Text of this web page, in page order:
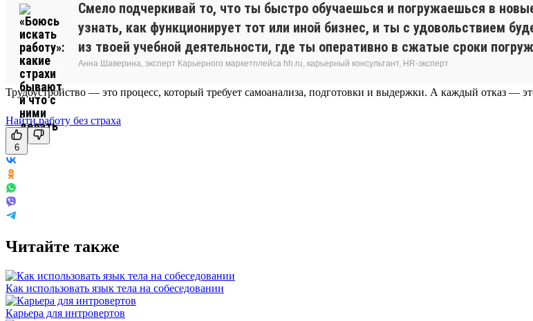
Смело подчеркивай то, что ты быстро обучаешься и погружаешься в
узнать, как функционирует тот или иной бизнес, и ты с удовольствием
из твоей учебной деятельности, где ты оперативно в сжатые сроки
Анна Шаверина, эксперт Карьерного маркетплейса hh.ru, карьерный консультант, HR-эксперт
Трудоустройство — это процесс, который требует самоанализа, подготовки и выдержки. А каждый отказ —
Найти работу без страха
6
Читайте также
Как использовать язык тела на собеседовании
Карьера для интровертов